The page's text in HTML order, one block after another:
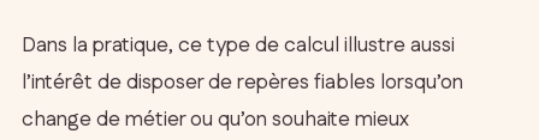
Dans la pratique, ce type de calcul illustre aussi
l’intérêt de disposer de repères fiables lorsqu’on
change de métier ou qu’on souhaite mieux